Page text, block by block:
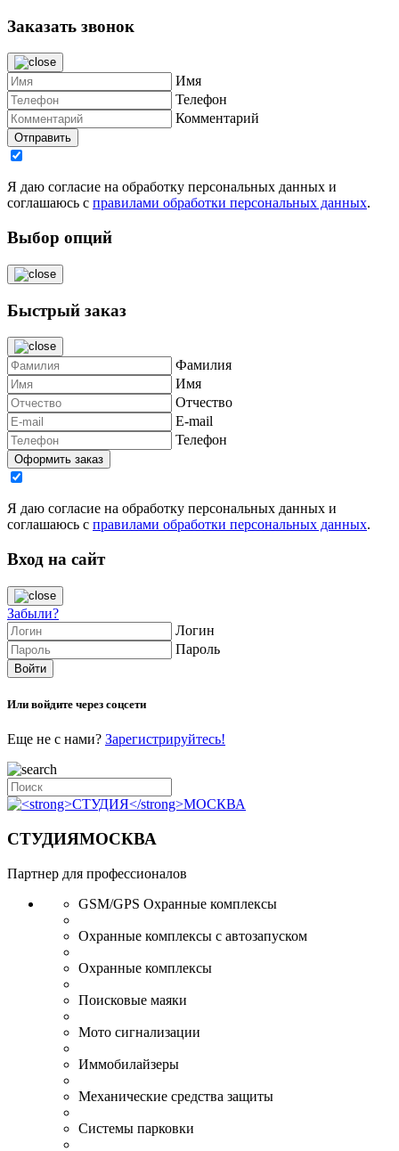
Заказать звонок
Имя
Телефон
Комментарий
Я даю согласие на обработку персональных данных и
соглашаюсь с правилами обработки персональных данных.
Выбор опций
Быстрый заказ
Фамилия
Имя
Отчество
E-mail
Телефон
Я даю согласие на обработку персональных данных и
соглашаюсь с правилами обработки персональных данных.
Вход на сайт
Забыли?
Логин
Пароль
Или войдите через соцсети
Еще не с нами? Зарегистрируйтесь!
СТУДИЯМОСКВА
Партнер для профессионалов
GSM/GPS Охранные комплексы
Охранные комплексы с автозапуском
Охранные комплексы
Поисковые маяки
Мото сигнализации
Иммобилайзеры
Механические средства защиты
Системы парковки